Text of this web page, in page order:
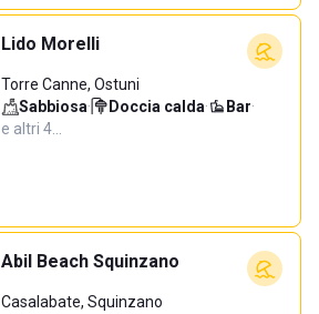
Lido Morelli
Torre Canne, Ostuni
Sabbiosa· Doccia calda· Bar·
e altri 4…
Abil Beach Squinzano
Casalabate, Squinzano